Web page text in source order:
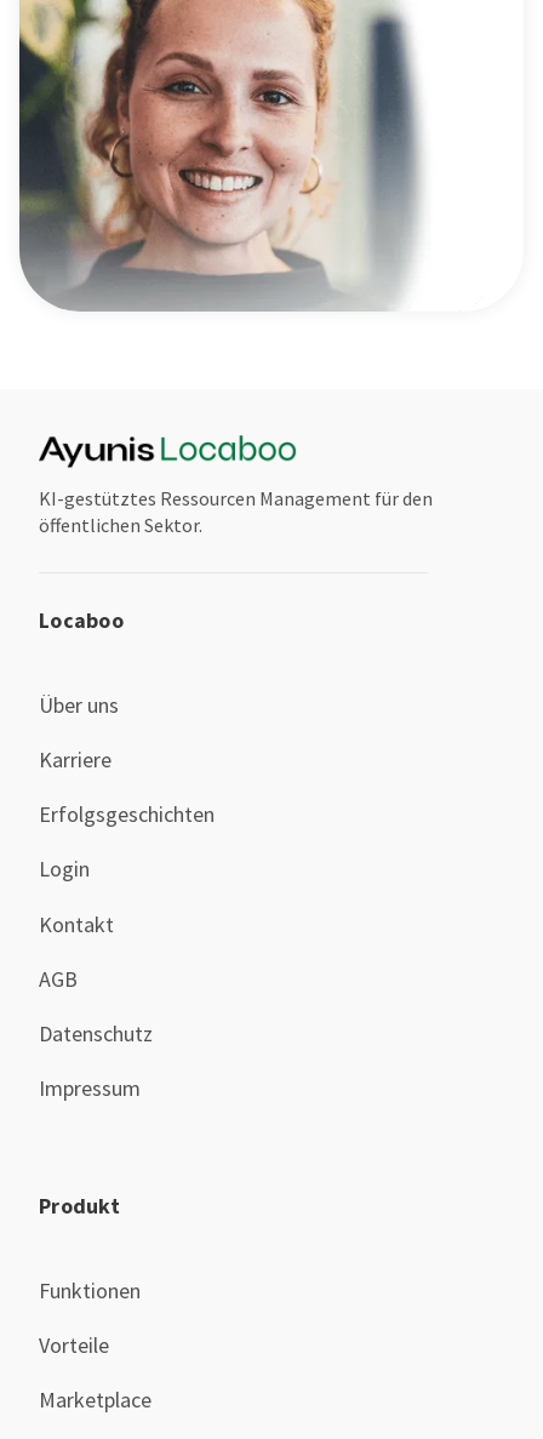
KI-gestütztes Ressourcen Management für den
öffentlichen Sektor.
Locaboo
Über uns
Karriere
Erfolgsgeschichten
Login
Kontakt
AGB
Datenschutz
Impressum
Produkt
Funktionen
Vorteile
Marketplace